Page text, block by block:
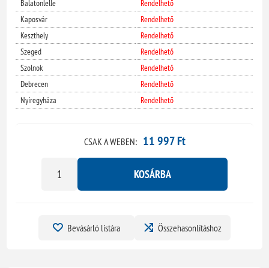
Balatonlelle
Rendelhető
Kaposvár
Rendelhető
Keszthely
Rendelhető
Szeged
Rendelhető
Szolnok
Rendelhető
Debrecen
Rendelhető
Nyíregyháza
Rendelhető
CSAK A WEBEN: 11 997 Ft
KOSÁRBA
Bevásárló listára Összehasonlításhoz